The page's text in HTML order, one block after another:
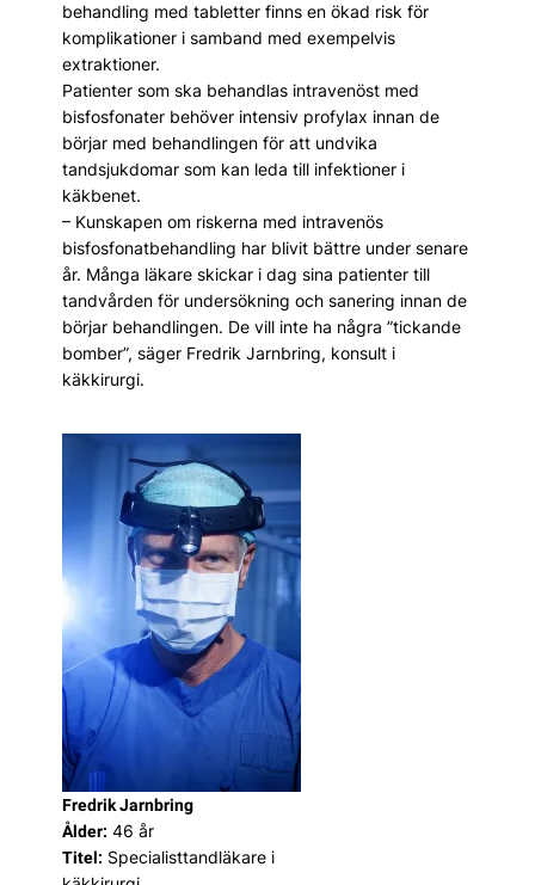
behandling med tabletter finns en ökad risk för
komplikationer i samband med exempelvis
extraktioner.
Patienter som ska behandlas intravenöst med
bisfosfonater behöver intensiv profylax innan de
börjar med behandlingen för att undvika
tandsjukdomar som kan leda till infektioner i
käkbenet.
– Kunskapen om riskerna med intravenös
bisfosfonatbehandling har blivit bättre under senare
år. Många läkare skickar i dag sina patienter till
tandvården för undersökning och sanering innan de
börjar behandlingen. De vill inte ha några ”tickande
bomber”, säger Fredrik Jarnbring, konsult i
käkkirurgi.
Fredrik Jarnbring
Ålder: 46 år
Titel: Specialisttandläkare i